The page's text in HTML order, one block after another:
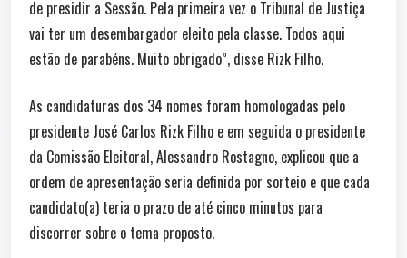
de presidir a Sessão. Pela primeira vez o Tribunal de Justiça
vai ter um desembargador eleito pela classe. Todos aqui
estão de parabéns. Muito obrigado”, disse Rizk Filho.
As candidaturas dos 34 nomes foram homologadas pelo
presidente José Carlos Rizk Filho e em seguida o presidente
da Comissão Eleitoral, Alessandro Rostagno, explicou que a
ordem de apresentação seria definida por sorteio e que cada
candidato(a) teria o prazo de até cinco minutos para
discorrer sobre o tema proposto.